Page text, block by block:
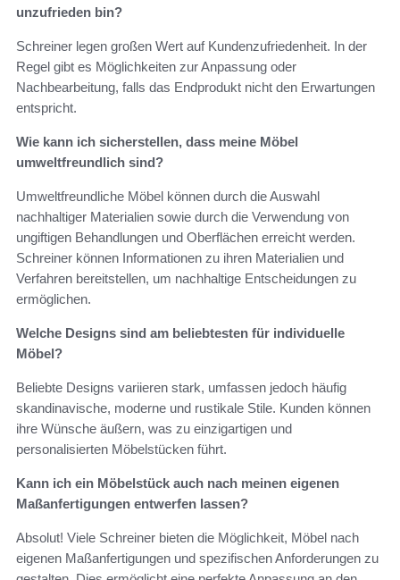
unzufrieden bin?
Schreiner legen großen Wert auf Kundenzufriedenheit. In der
Regel gibt es Möglichkeiten zur Anpassung oder
Nachbearbeitung, falls das Endprodukt nicht den Erwartungen
entspricht.
Wie kann ich sicherstellen, dass meine Möbel
umweltfreundlich sind?
Umweltfreundliche Möbel können durch die Auswahl
nachhaltiger Materialien sowie durch die Verwendung von
ungiftigen Behandlungen und Oberflächen erreicht werden.
Schreiner können Informationen zu ihren Materialien und
Verfahren bereitstellen, um nachhaltige Entscheidungen zu
ermöglichen.
Welche Designs sind am beliebtesten für individuelle
Möbel?
Beliebte Designs variieren stark, umfassen jedoch häufig
skandinavische, moderne und rustikale Stile. Kunden können
ihre Wünsche äußern, was zu einzigartigen und
personalisierten Möbelstücken führt.
Kann ich ein Möbelstück auch nach meinen eigenen
Maßanfertigungen entwerfen lassen?
Absolut! Viele Schreiner bieten die Möglichkeit, Möbel nach
eigenen Maßanfertigungen und spezifischen Anforderungen zu